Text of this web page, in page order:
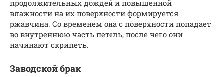
продолжительных дождей и повышенной
влажности на их поверхности формируется
ржавчина. Со временем она с поверхности попадает
во внутреннюю часть петель, после чего они
начинают скрипеть.
Заводской брак